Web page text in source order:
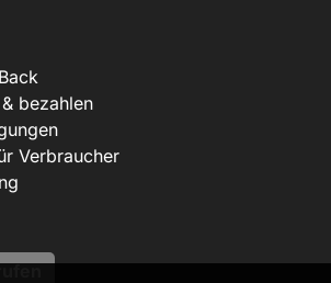
bezahlen
Verbraucher